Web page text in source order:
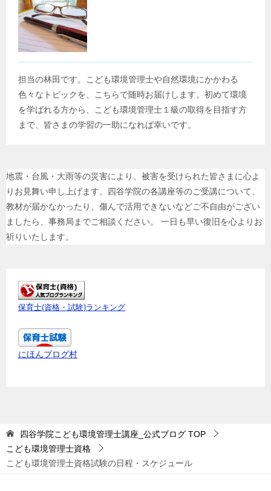
担当の林田です。こども環境管理士や自然環境にかかわる
色々なトピックを、こちらで随時お届けします。初めて環境
を学ばれる方から、こども環境管理士１級の取得を目指す方
まで、皆さまの学習の一助になれば幸いです。
地震・台風・大雨等の災害により、被害を受けられた皆さまに心よ
りお見舞い申し上げます。四谷学院の各講座等のご受講について、
教材が届かなかったり、傷んで活用できないなどご不自由がござい
ましたら、事務局までご相談ください。 一日も早い復旧を心よりお
祈りいたします。
保育士(資格・試験)ランキング
にほんブログ村
四谷学院こども環境管理士講座_公式ブログ TOP
こども環境管理士資格
こども環境管理士資格試験の日程・スケジュール